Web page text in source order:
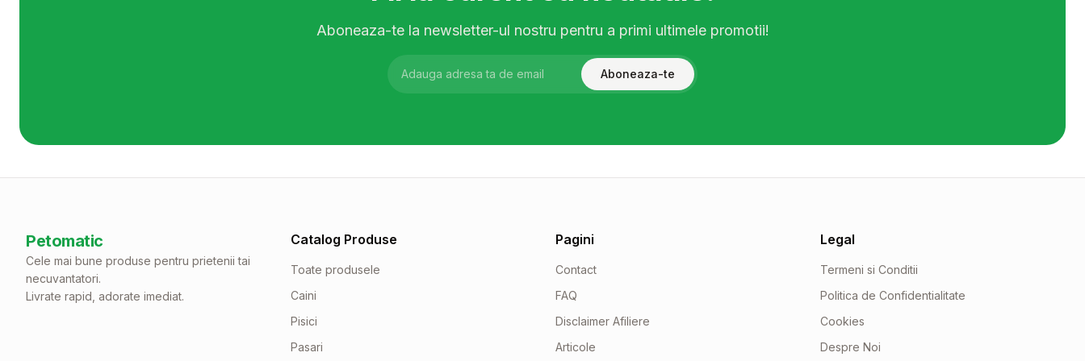
Aboneaza-te la newsletter-ul nostru pentru a primi ultimele promotii!
Aboneaza-te
Petomatic
Cele mai bune produse pentru prietenii tai
necuvantatori.
Livrate rapid, adorate imediat.
Catalog Produse
Toate produsele
Caini
Pisici
Pasari
Pagini
Contact
FAQ
Disclaimer Afiliere
Articole
Legal
Termeni si Conditii
Politica de Confidentialitate
Cookies
Despre Noi